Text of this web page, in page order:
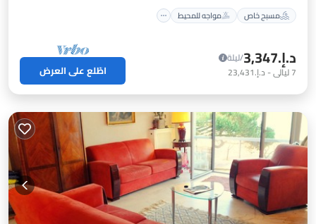
مسبح خاص
مواجه للمحيط
د.إ.‏3,347
/ليلة
7ليالي- د.إ.‏23,431 اطّلع على العرض